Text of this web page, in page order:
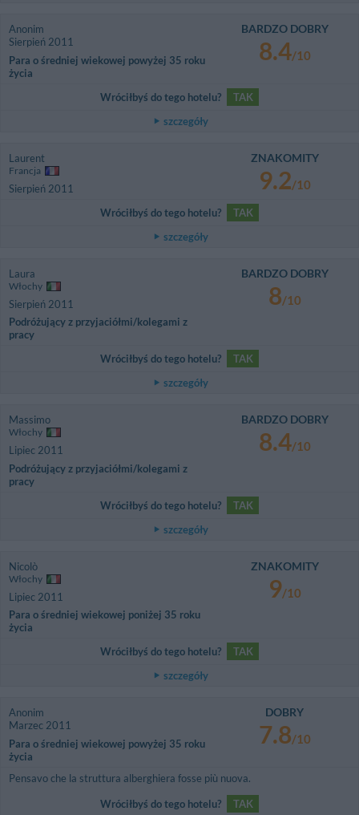
Anonim
Sierpień 2011
Para o średniej wiekowej powyżej 35 roku
życia
BARDZO DOBRY
8.4/10
Wróciłbyś do tego hotelu?
TAK
szczegóły
Laurent
Francja
Sierpień 2011
ZNAKOMITY
9.2/10
Wróciłbyś do tego hotelu?
TAK
szczegóły
Laura
Włochy
Sierpień 2011
Podróżujący z przyjaciółmi/kolegami z
pracy
BARDZO DOBRY
8/10
Wróciłbyś do tego hotelu?
TAK
szczegóły
Massimo
Włochy
Lipiec 2011
Podróżujący z przyjaciółmi/kolegami z
pracy
BARDZO DOBRY
8.4/10
Wróciłbyś do tego hotelu?
TAK
szczegóły
Nicolò
Włochy
Lipiec 2011
Para o średniej wiekowej poniżej 35 roku
życia
ZNAKOMITY
9/10
Wróciłbyś do tego hotelu?
TAK
szczegóły
Anonim
Marzec 2011
Para o średniej wiekowej powyżej 35 roku
życia
DOBRY
7.8/10
Pensavo che la struttura alberghiera fosse più nuova.
Wróciłbyś do tego hotelu?
TAK